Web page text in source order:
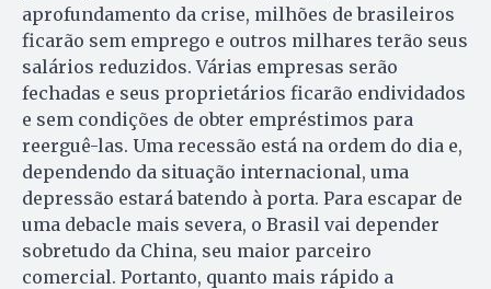
aprofundamento da crise, milhões de brasileiros
ficarão sem emprego e outros milhares terão seus
salários reduzidos. Várias empresas serão
fechadas e seus proprietários ficarão endividados
e sem condições de obter empréstimos para
reerguê-las. Uma recessão está na ordem do dia e,
dependendo da situação internacional, uma
depressão estará batendo à porta. Para escapar de
uma debacle mais severa, o Brasil vai depender
sobretudo da China, seu maior parceiro
comercial. Portanto, quanto mais rápido a